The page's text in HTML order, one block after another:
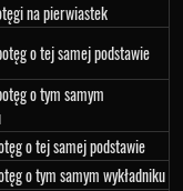
na pierwiastek
o tej samej podstawie
o tym samym
o tej samej podstawie
o tym samym wykładniku